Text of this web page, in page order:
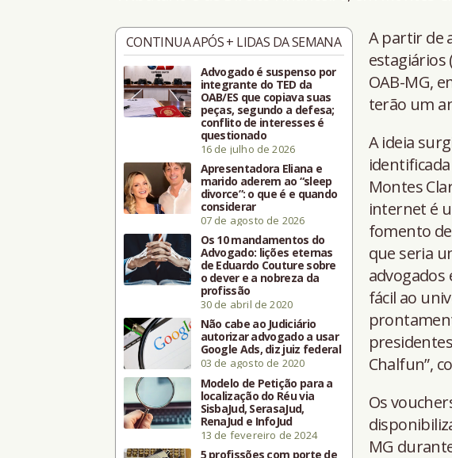
CONTINUA APÓS + LIDAS DA SEMANA
Advogado é suspenso por
integrante do TED da
OAB/ES que copiava suas
peças, segundo a defesa;
conflito de interesses é
questionado
16 de julho de 2026
Apresentadora Eliana e
marido aderem ao “sleep
divorce”: o que é e quando
considerar
07 de agosto de 2026
Os 10 mandamentos do
Advogado: lições eternas
de Eduardo Couture sobre
o dever e a nobreza da
profissão
30 de abril de 2020
Não cabe ao Judiciário
autorizar advogado a usar
Google Ads, diz juiz federal
03 de agosto de 2020
Modelo de Petição para a
localização do Réu via
SisbaJud, SerasaJud,
RenaJud e InfoJud
13 de fevereiro de 2024
5 profissões com porte de
A partir de
estagiários
OAB-MG,
terão um
A ideia
Montes
internet é
fomento
que seria
advogados
fácil ao
Chalfun”,
Os
MG